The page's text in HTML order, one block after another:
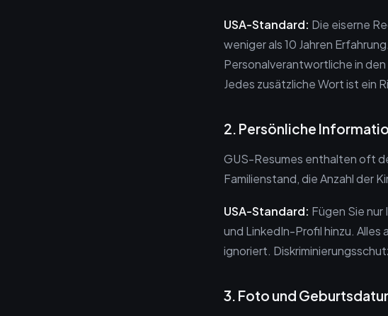
USA-Standard: Die eiserne
weniger als 10 Jahren
Personalverantwortliche in
Jedes zusätzliche Wort ist ein
2. Persönliche
GUS-Resumes enthalten oft
Familienstand, die Anzahl der
USA-Standard: Fügen Sie
und LinkedIn-Profil hinzu.
ignoriert.
3. Foto und